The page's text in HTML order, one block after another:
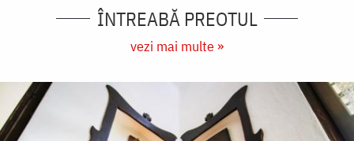
ÎNTREABĂ PREOTUL
vezi mai multe »